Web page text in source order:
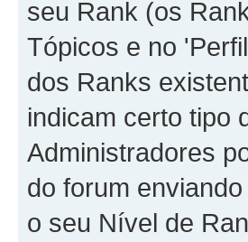
seu Rank (os
Tópicos e no
dos Ranks
indicam certo tipo
Administradores
do forum
o seu Nível de